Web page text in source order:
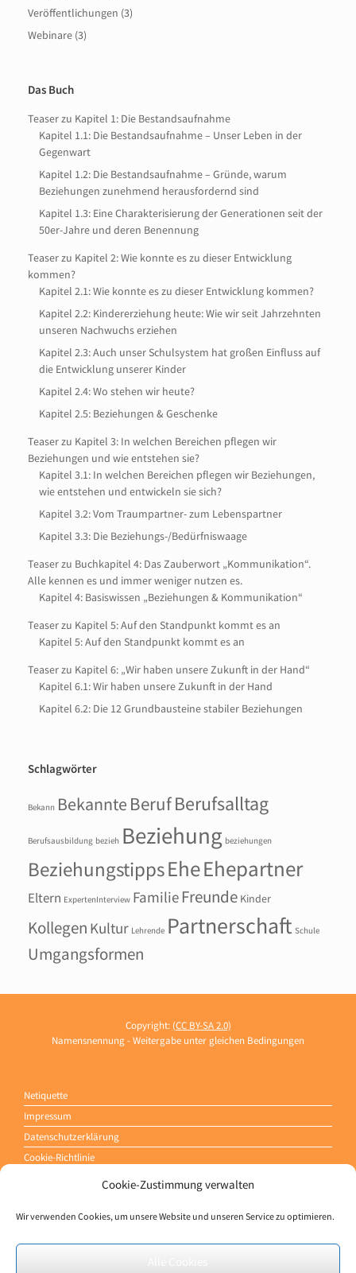
Cookie-Zustimmung verwalten
Wir verwenden Cookies, um unsere Website und unseren Service zu optimieren.
Veröffentlichungen (3)
Webinare (3)
Das Buch
Teaser zu Kapitel 1: Die Bestandsaufnahme
Kapitel 1.1: Die Bestandsaufnahme – Unser Leben in der
Gegenwart
Kapitel 1.2: Die Bestandsaufnahme – Gründe, warum
Beziehungen zunehmend herausfordernd sind
Kapitel 1.3: Eine Charakterisierung der Generationen seit der
50er-Jahre und deren Benennung
Teaser zu Kapitel 2: Wie konnte es zu dieser Entwicklung
kommen?
Kapitel 2.1: Wie konnte es zu dieser Entwicklung kommen?
Kapitel 2.2: Kindererziehung heute: Wie wir seit Jahrzehnten
unseren Nachwuchs erziehen
Kapitel 2.3: Auch unser Schulsystem hat großen Einfluss auf
die Entwicklung unserer Kinder
Kapitel 2.4: Wo stehen wir heute?
Kapitel 2.5: Beziehungen & Geschenke
Teaser zu Kapitel 3: In welchen Bereichen pflegen wir
Beziehungen und wie entstehen sie?
Kapitel 3.1: In welchen Bereichen pflegen wir Beziehungen,
wie entstehen und entwickeln sie sich?
Kapitel 3.2: Vom Traumpartner- zum Lebenspartner
Kapitel 3.3: Die Beziehungs-/Bedürfniswaage
Teaser zu Buchkapitel 4: Das Zauberwort „Kommunikation“.
Alle kennen es und immer weniger nutzen es.
Kapitel 4: Basiswissen „Beziehungen & Kommunikation“
Teaser zu Kapitel 5: Auf den Standpunkt kommt es an
Kapitel 5: Auf den Standpunkt kommt es an
Teaser zu Kapitel 6: „Wir haben unsere Zukunft in der Hand“
Kapitel 6.1: Wir haben unsere Zukunft in der Hand
Kapitel 6.2: Die 12 Grundbausteine stabiler Beziehungen
Schlagwörter
Bekann Bekannte BerufBerufsalltag
Berufsausbildung bezieh Beziehung beziehungen
BeziehungstippsEheEhepartner
Eltern ExpertenInterview Familie Freunde Kinder
Kollegen Kultur Lehrende Partnerschaft Schule
Umgangsformen
Copyright: (CC BY-SA 2.0)
Namensnennung - Weitergabe unter gleichen Bedingungen
Netiquette
Impressum
Datenschutzerklärung
Cookie-Richtlinie